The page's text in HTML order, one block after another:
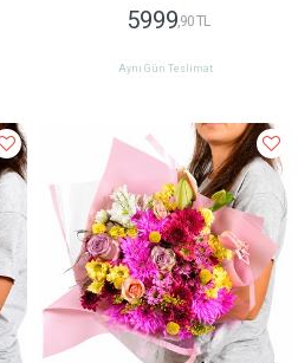
5999,90 TL
Aynı Gün Teslimat